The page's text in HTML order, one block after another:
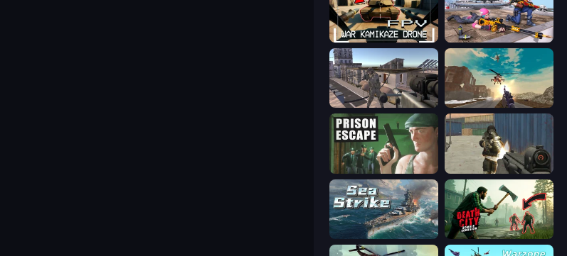
FPV War Kamikaze Drone FPS Commando Gun Shooting Game
Mad Boss Grandfather Road Chase: Shooter
Prison Escape Masked Forces
Sea Strike Death City Zombie Invasion